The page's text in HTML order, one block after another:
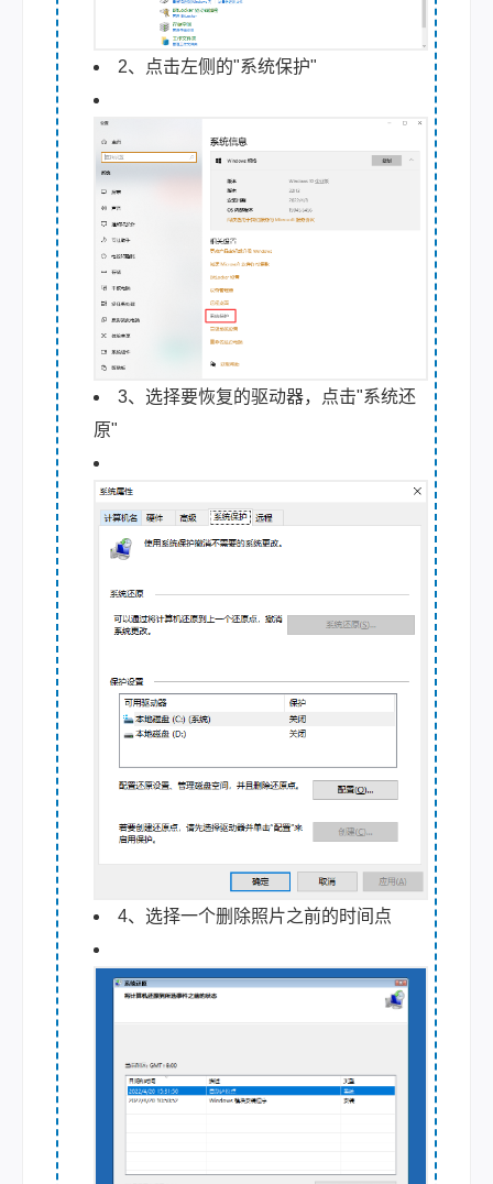
2、点击左侧的"系统保护"
3、选择要恢复的驱动器，点击"系统还
原"
4、选择一个删除照片之前的时间点